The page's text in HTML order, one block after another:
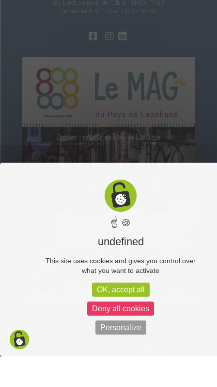
Du lundi au jeudi 9h-12h et 13h30-17h30
Le vendredi 9h-12h et 13h30-16h30
Facebook (like box) is disabled. Allow
☝ 🍪
undefined
This site uses cookies and gives you control over
what you want to activate
OK, accept all
Deny all cookies
Personalize